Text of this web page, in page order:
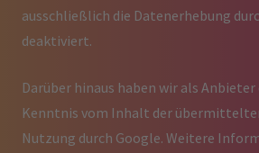
ausschließlich die Datenerhebung
deaktiviert.
Darüber hinaus haben wir als
Kenntnis vom Inhalt der
Nutzung durch Google. Weitere